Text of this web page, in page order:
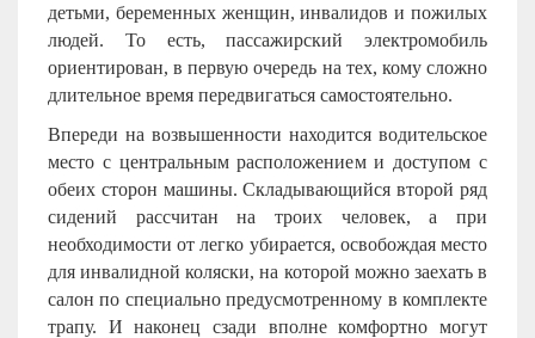
детьми, беременных женщин, инвалидов и пожилых
людей. То есть, пассажирский электромобиль
ориентирован, в первую очередь на тех, кому сложно
длительное время передвигаться самостоятельно.
Впереди на возвышенности находится водительское
место с центральным расположением и доступом с
обеих сторон машины. Складывающийся второй ряд
сидений рассчитан на троих человек, а при
необходимости от легко убирается, освобождая место
для инвалидной коляски, на которой можно заехать в
салон по специально предусмотренному в комплекте
трапу. И наконец сзади вполне комфортно могут